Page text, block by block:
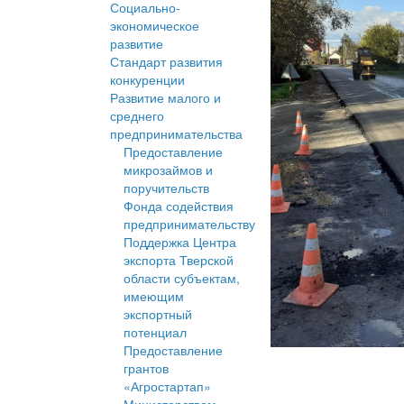
Социально-
экономическое
развитие
Стандарт развития
конкуренции
Развитие малого и
среднего
предпринимательства
Предоставление
микрозаймов и
поручительств
Фонда содействия
предпринимательству
Поддержка Центра
экспорта Тверской
области субъектам,
имеющим
экспортный
потенциал
Предоставление
грантов
«Агростартап»